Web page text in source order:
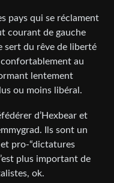
pays qui se réclament
courant de gauche
sert du rêve de liberté
confortablement au
lentement
ou moins libéral.
d’Hexbear et
Ils sont un
pro-“dictatures
plus important de
ok.